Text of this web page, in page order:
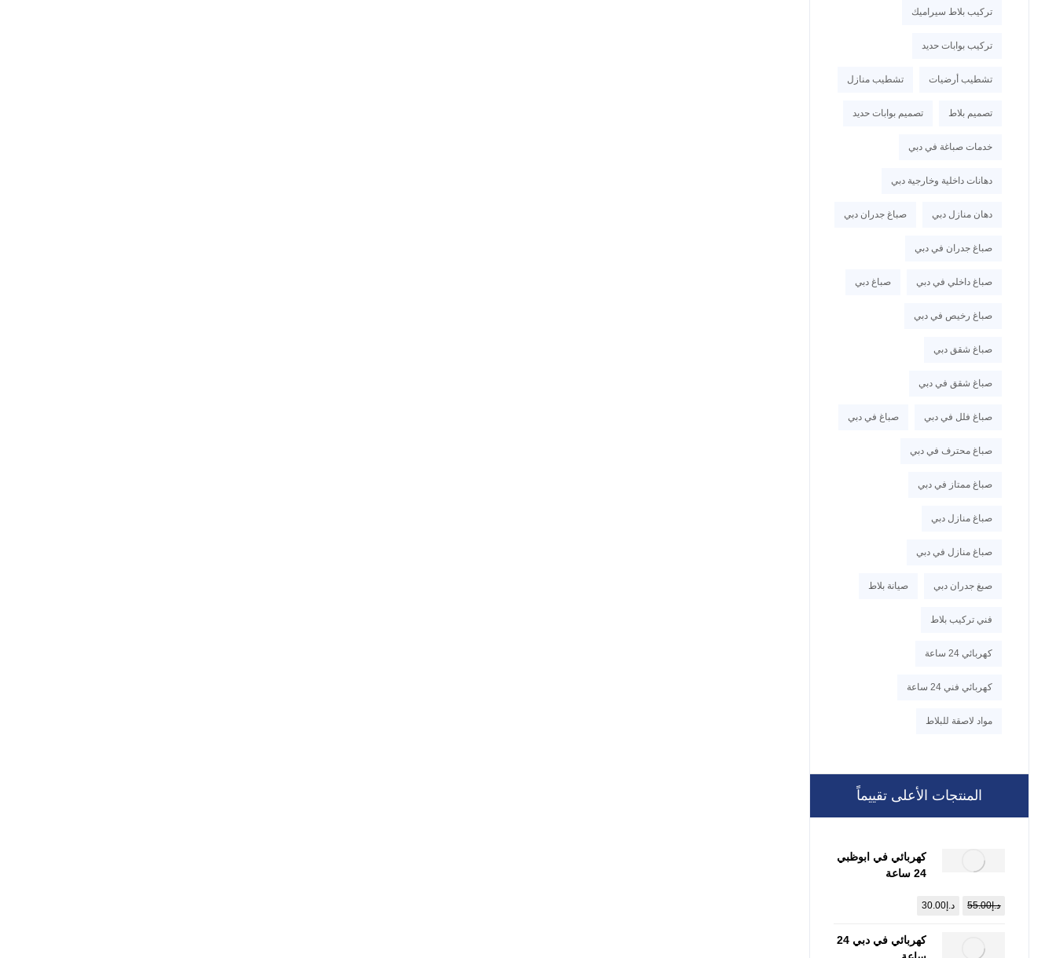
تركيب بلاط سيراميك
تركيب بوابات حديد
تشطيب أرضيات تشطيب منازل
تصميم بلاط تصميم بوابات حديد
خدمات صباغة في دبي
دهانات داخلية وخارجية دبي
دهان منازل دبي صباغ جدران دبي
صباغ جدران في دبي
صباغ داخلي في دبي صباغ دبي
صباغ رخيص في دبي
صباغ شقق دبي
صباغ شقق في دبي
صباغ فلل في دبي صباغ في دبي
صباغ محترف في دبي
صباغ ممتاز في دبي
صباغ منازل دبي
صباغ منازل في دبي
صبغ جدران دبي صيانة بلاط
فني تركيب بلاط
كهربائي 24 ساعة
كهربائي فني 24 ساعة
مواد لاصقة للبلاط
المنتجات الأعلى تقييماً
كهربائي في ابوظبي
24 ساعة
د.إ55.00 د.إ 30.00
كهربائي في دبي 24